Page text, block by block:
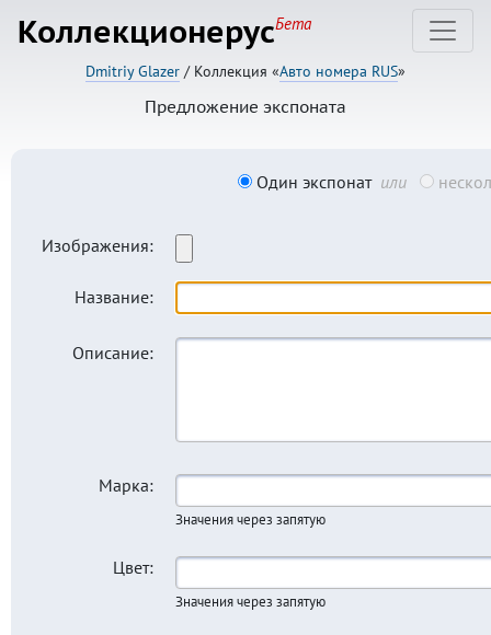
КоллекционерусБета
Dmitriy Glazer / Коллекция «Авто номера RUS»
Предложение экспоната
Один экспонат или
Изображения:
Название:
Описание:
Марка:
Значения через запятую
Цвет:
Значения через запятую